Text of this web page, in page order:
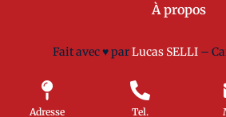
Adresse Tel.
Fait avec♥ parLucas SELLI –
À propos